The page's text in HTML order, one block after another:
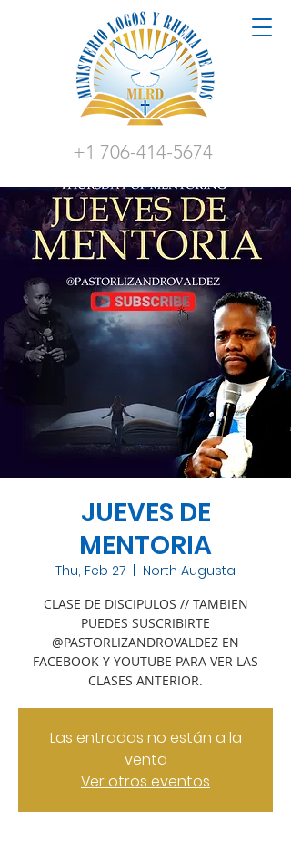
+1 706-414-5674
JUEVES DE
MENTORIA
Thu, Feb 27 North Augusta
CLASE DE DISCIPULOS // TAMBIEN
PUEDES SUSCRIBIRTE
@PASTORLIZANDROVALDEZ EN
FACEBOOK Y YOUTUBE PARA VER LAS
CLASES ANTERIOR.
Las entradas no están a la
venta
Ver otros eventos